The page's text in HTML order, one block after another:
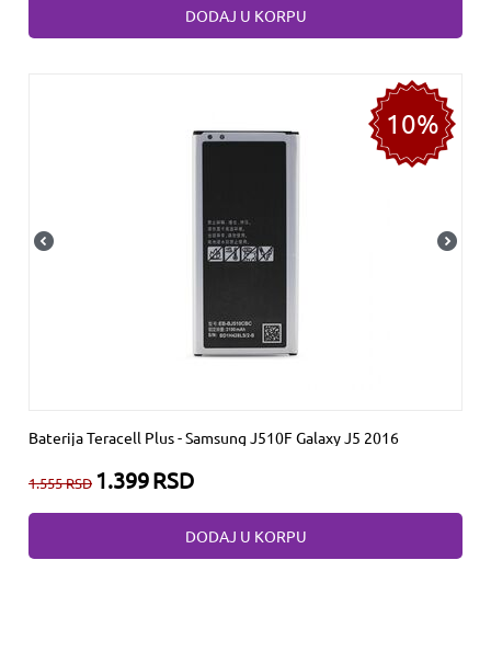
DODAJ U KORPU
10%
Baterija Teracell Plus - Samsung J510F Galaxy J5 2016
1.555RSD 1.399RSD
DODAJ U KORPU